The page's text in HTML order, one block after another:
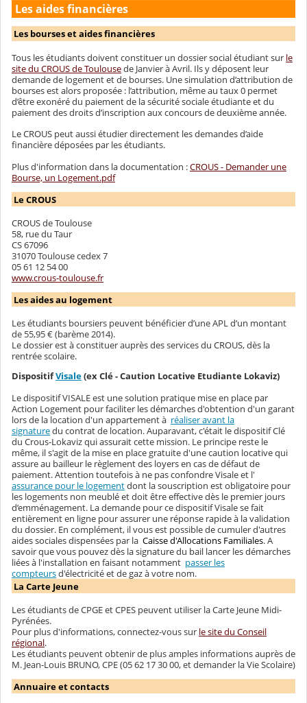
Les aides financières
Les bourses et aides financières
Tous les étudiants doivent constituer un dossier social étudiant sur le
site du CROUS de Toulousede Janvier à Avril. Ils y déposent leur
demande de logement et de bourses. Une simulation d’attribution de
bourses est alors proposée : l’attribution, même au taux 0 permet
d’être exonéré du paiement de la sécurité sociale étudiante et du
paiement des droits d’inscription aux concours de deuxième année.
Le CROUS peut aussi étudier directement les demandes d’aide
financière déposées par les étudiants.
Plus d'information dans la documentation :CROUS - Demander une
Bourse, un Logement.pdf
Le CROUS
CROUS de Toulouse
58, rue du Taur
CS 67096
31070 Toulouse cedex 7
05 61 12 54 00
www.crous-toulouse.fr
Les aides au logement
Les étudiants boursiers peuvent bénéficier d’une APL d’un montant
de 55,95 € (barème 2014).
Le dossier est à constituer auprès des services du CROUS, dès la
rentrée scolaire.
DispositifVisale(ex Clé - Caution Locative Etudiante Lokaviz)
Le dispositif VISALE est une solution pratique mise en place par
Action Logement pour faciliter les démarches d'obtention d'un garant
lors de la location d'un appartement à réaliser avant la
signaturedu contrat de location. Auparavant, c'était le dispositif Clé
du Crous-Lokaviz qui assurait cette mission. Le principe reste le
même, il s'agit de la mise en place gratuite d'une caution locative qui
assure au bailleur le règlement des loyers en cas de défaut de
paiement. Attention toutefois à ne pas confondre Visale et l'
assurance pour le logementdont la souscription est obligatoire pour
les logements non meublé et doit être effective dès le premier jours
d’emménagement. La demande pour ce dispositif Visale se fait
entièrement en ligne pour assurer une réponse rapide à la validation
du dossier. En complément, il vous est possible de cumuler d'autres
aides sociales dispensées par la Caisse d'Allocations Familiales. A
savoir que vous pouvez dès la signature du bail lancer les démarches
liées à l'installation en faisant notamment passer les
compteursd'électricité et de gaz à votre nom.
La Carte Jeune
Les étudiants de CPGE et CPES peuvent utiliser la Carte Jeune Midi-
Pyrénées.
Pour plus d'informations, connectez-vous sur le site du Conseil
régional.
Les étudiants peuvent obtenir de plus amples informations auprès de
M. Jean-Louis BRUNO, CPE (05 62 17 30 00, et demander la Vie Scolaire)
Annuaire et contacts